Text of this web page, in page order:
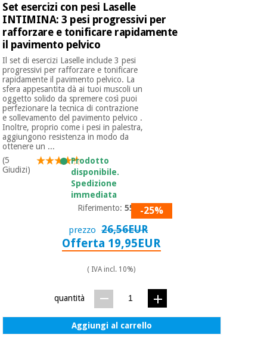
Set esercizi con pesi Laselle
INTIMINA: 3 pesi progressivi per
rafforzare e tonificare rapidamente
il pavimento pelvico
Il set di esercizi Laselle include 3 pesi
progressivi per rafforzare e tonificare
rapidamente il pavimento pelvico. La
sfera appesantita dà ai tuoi muscoli un
oggetto solido da spremere così puoi
perfezionare la tecnica di contrazione
e sollevamento del pavimento pelvico .
Inoltre, proprio come i pesi in palestra,
aggiungono resistenza in modo da
ottenere un ...
(5
Giudizi)
Prodotto
disponibile.
Spedizione
immediata
Riferimento:5549-25%
prezzo 26,56EUR
Offerta 19,95EUR
( IVA incl. 10%)
quantità
Aggiungi al carrello